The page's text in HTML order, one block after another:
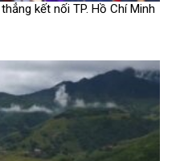
kết nối TP. Hồ Chí Minh